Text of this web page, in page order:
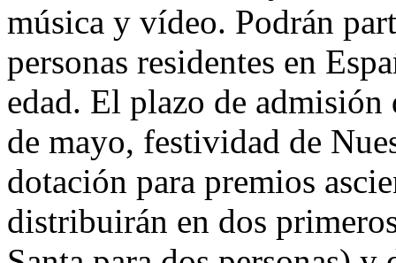
música y vídeo. Podrán
personas residentes en
edad. El plazo de
de mayo, festividad de
dotación para premios
distribuirán en dos